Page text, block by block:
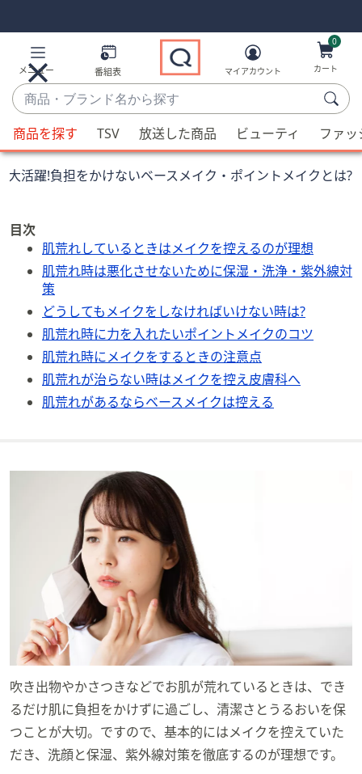
Links
Links2
メニュー 番組表
商
品・
ブ
ラ
ン
か
候
補
利
可
能
た
で
左
右
に
ス
ワ
イ
マイアカウント
0
カート
商品を探す TSV 放送した商品 ビューティ ファ
大活躍!負担をかけないベースメイク・ポイントメイクとは?
目次
肌荒れしているときはメイクを控えるのが理想
肌荒れ時は悪化させないために保湿・洗浄・紫外線対
策
どうしてもメイクをしなければいけない時は?
肌荒れ時に力を入れたいポイントメイクのコツ
肌荒れ時にメイクをするときの注意点
肌荒れが治らない時はメイクを控え皮膚科へ
肌荒れがあるならベースメイクは控える
吹き出物やかさつきなどでお肌が荒れているときは、でき
るだけ肌に負担をかけずに過ごし、清潔さとうるおいを保
つことが大切。ですので、基本的にはメイクを控えていた
だき、洗顔と保湿、紫外線対策を徹底するのが理想です。